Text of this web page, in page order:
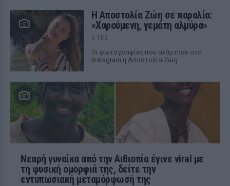
Η Αποστολία Ζώη σε παραλία:
«Χαρούμενη, γεμάτη αλμύρα»
ΧΤΕΣ
Οι φωτογραφίες που ανάρτησε στο
Instagram η Αποστολία Ζώη
Νεαρή γυναίκα από την Αιθιοπία έγινε viral με
τη φυσική ομορφιά της, δείτε την
εντυπωσιακή μεταμόρφωσή της